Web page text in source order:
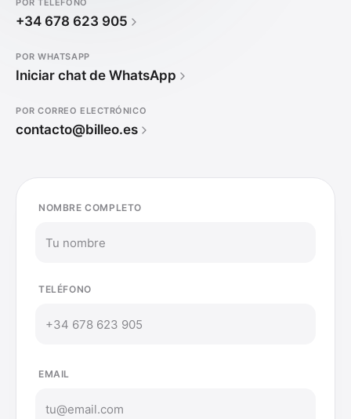
POR TELÉFONO
+34 678 623 905
POR WHATSAPP
Iniciar chat de WhatsApp
POR CORREO ELECTRÓNICO
contacto@billeo.es
NOMBRE COMPLETO
TELÉFONO
EMAIL